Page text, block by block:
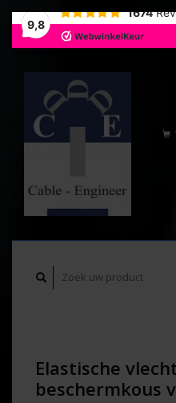
9,8
1674
Elastische
beschermkous